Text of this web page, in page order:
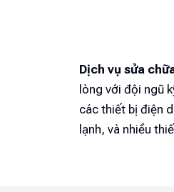
Dịch vụ sửa
lòng với đội ngũ
các thiết bị điện
lạnh, và nhiều
hàng an tâm sử